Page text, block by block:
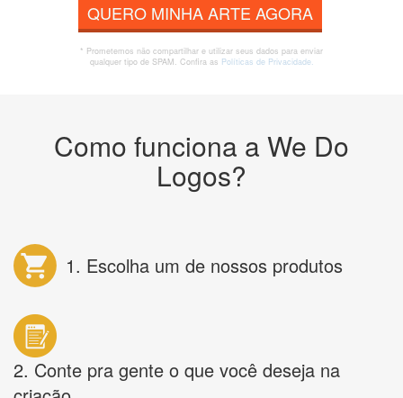
QUERO MINHA ARTE AGORA
* Prometemos não compartilhar e utilizar seus dados para enviar
qualquer tipo de SPAM. Confira as Políticas de Privacidade.
Como funciona a We Do
Logos?
1. Escolha um de nossos produtos
2. Conte pra gente o que você deseja na